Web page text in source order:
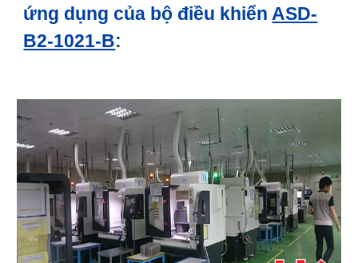
ứng dụng của bộ điều khiển ASD-
B2-1021-B: